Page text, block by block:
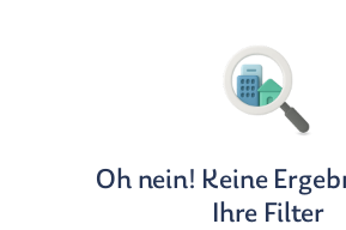
Oh nein! Keine
Ihre Filter